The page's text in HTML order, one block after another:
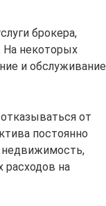
брокера,
На некоторых
и обслуживание
от
постоянно
расходов на